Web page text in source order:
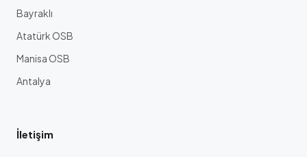
Bayraklı
Atatürk OSB
Manisa OSB
Antalya
İletişim